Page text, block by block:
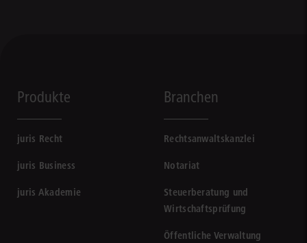
Produkte
juris Recht
juris Business
juris Akademie
Branchen
Rechtsanwaltskanzlei
Notariat
Steuerberatung und
Wirtschaftsprüfung
Öffentliche Verwaltung